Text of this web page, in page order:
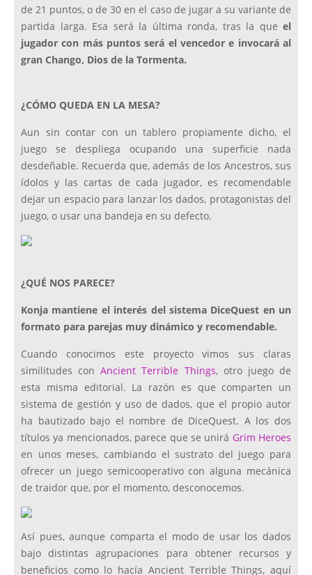
de 21 puntos, o de 30 en el caso de jugar a su variante de
partida larga. Esa será la última ronda, tras la que el
jugador con más puntos será el vencedor e invocará al
gran Chango, Dios de la Tormenta.
¿CÓMO QUEDA EN LA MESA?
Aun sin contar con un tablero propiamente dicho, el
juego se despliega ocupando una superficie nada
desdeñable. Recuerda que, además de los Ancestros, sus
ídolos y las cartas de cada jugador, es recomendable
dejar un espacio para lanzar los dados, protagonistas del
juego, o usar una bandeja en su defecto.
¿QUÉ NOS PARECE?
Konja mantiene el interés del sistema DiceQuest en un
formato para parejas muy dinámico y recomendable.
Cuando conocimos este proyecto vimos sus claras
similitudes conAncient Terrible Things, otro juego de
esta misma editorial. La razón es que comparten un
sistema de gestión y uso de dados, que el propio autor
ha bautizado bajo el nombre de DiceQuest. A los dos
títulos ya mencionados, parece que se unirá Grim Heroes
en unos meses, cambiando el sustrato del juego para
ofrecer un juego semicooperativo con alguna mecánica
de traidor que, por el momento, desconocemos.
Así pues, aunque comparta el modo de usar los dados
bajo distintas agrupaciones para obtener recursos y
beneficios como lo hacía Ancient Terrible Things, aquí